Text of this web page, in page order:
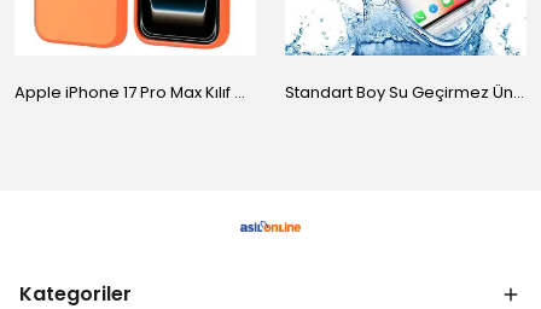
Apple iPhone 17 Pro Max Kılıf M-Safe Şarj Özellikli Standlı Zore Proton Silikon Kapak Standart Boy Su Geçirmez Üniversal Kılıf
Kategoriler